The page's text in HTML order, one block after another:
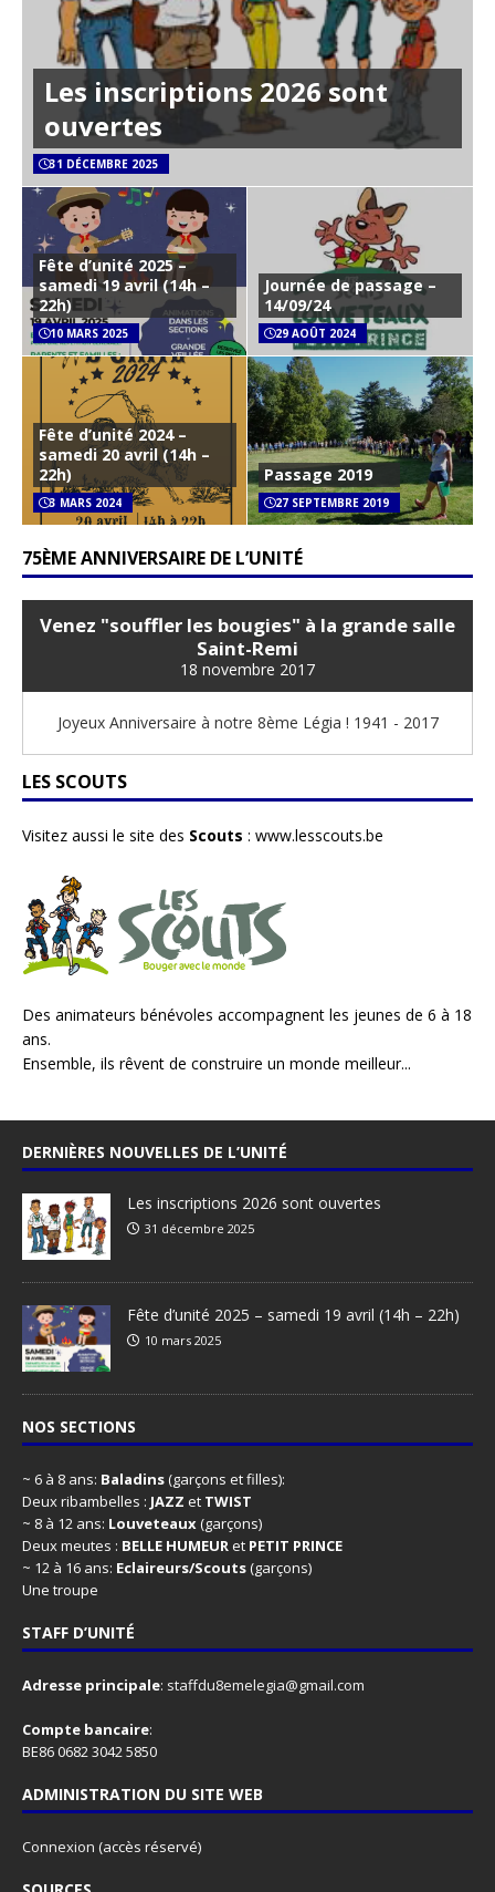
Les inscriptions 2026 sont
ouvertes
31 DÉCEMBRE 2025
Fête d’unité 2025 –
samedi 19 avril (14h –
22h)
10 MARS 2025
Journée de passage –
14/09/24
29 AOÛT 2024
Fête d’unité 2024 –
samedi 20 avril (14h –
22h)
3 MARS 2024
Passage 2019
27 SEPTEMBRE 2019
75ÈME ANNIVERSAIRE DE L’UNITÉ
Venez "souffler les bougies" à la grande salle
Saint-Remi
18 novembre 2017
Joyeux Anniversaire à notre 8ème Légia ! 1941 - 2017
LES SCOUTS
Visitez aussi le site des Scouts : www.lesscouts.be
Des animateurs bénévoles accompagnent les jeunes de 6 à 18
ans.
Ensemble, ils rêvent de construire un monde meilleur...
DERNIÈRES NOUVELLES DE L’UNITÉ
Les inscriptions 2026 sont ouvertes
31 décembre 2025
Fête d’unité 2025 – samedi 19 avril (14h – 22h)
10 mars 2025
NOS SECTIONS
~ 6 à 8 ans: Baladins(garçons et filles):
Deux ribambelles : JAZZ et TWIST
~ 8 à 12 ans: Louveteaux(garçons)
Deux meutes : BELLE HUMEURet PETIT PRINCE
~ 12 à 16 ans: Eclaireurs/Scouts(garçons)
Une troupe
STAFF D’UNITÉ
Adresse principale: staffdu8emelegia@gmail.com
Compte bancaire:
BE86 0682 3042 5850
ADMINISTRATION DU SITE WEB
Connexion (accès réservé)